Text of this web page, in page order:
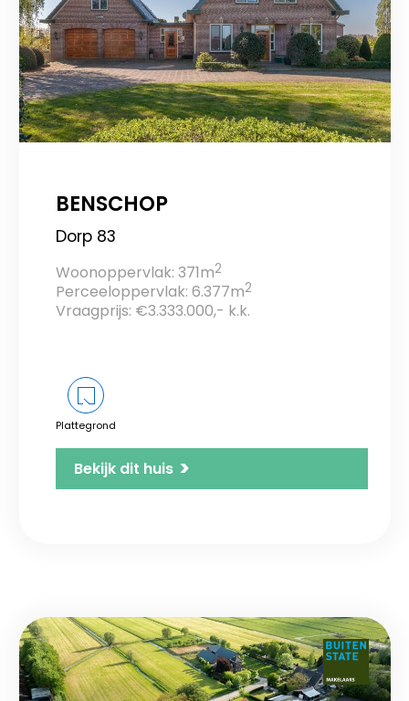
BENSCHOP
Dorp 83
Woonoppervlak: 371m2
Perceeloppervlak: 6.377m2
Vraagprijs: €3.333.000,- k.k.
Plattegrond
Bekijk dit huis >